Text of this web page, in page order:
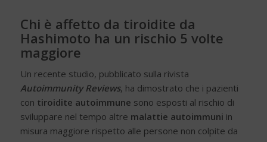
Chi è affetto da tiroidite da
Hashimoto ha un rischio 5 volte
maggiore
Un recente studio, pubblicato sulla rivista
Autoimmunity Reviews, ha dimostrato che i pazienti
con tiroidite autoimmune sono esposti al rischio di
sviluppare nel tempo altre malattie autoimmuni in
misura maggiore rispetto alle persone non colpite da